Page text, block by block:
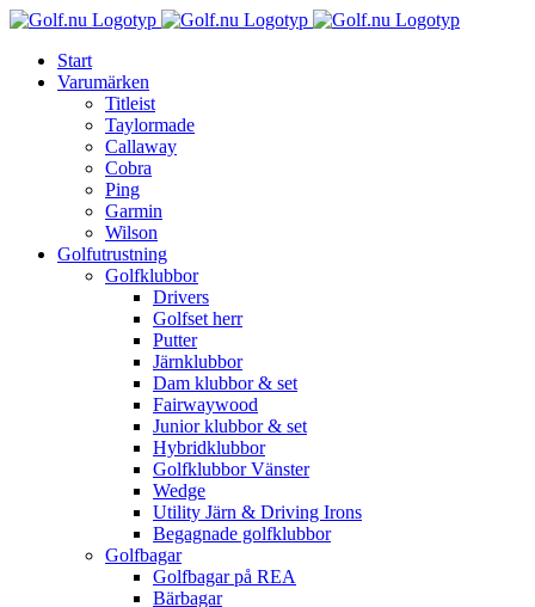
Fortsätt
innehållet
Start
Varumärken
Titleist
Taylormade
Callaway
Cobra
Ping
Garmin
Wilson
Golfutrustning
Golfklubbor
Drivers
Golfset herr
Putter
Järnklubbor
Dam klubbor & set
Fairwaywood
Junior klubbor & set
Hybridklubbor
Golfklubbor Vänster
Wedge
Utility Järn & Driving Irons
Begagnade golfklubbor
Golfbagar
Golfbagar på REA
Bärbagar